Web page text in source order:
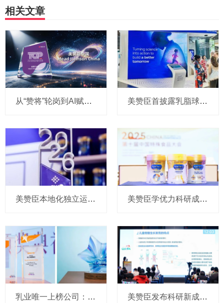
相关文章
从“赞将”轮岗到AI赋能：美赞臣如何让00后“爱上”职场？ 美赞臣首披露乳脂球膜“里程碑”成果，部分水解双蛋白配方获顶级儿科学术峰会专家认可
美赞臣本地化独立运营五年成果：加码乳脂球膜等前沿科学实证，转向“婴幼儿+儿童成人”双轮驱动战略 美赞臣学优力科研成果登上国际期刊，推出新春联名礼盒发力中老年市场
乳业唯一上榜公司：美赞臣中国登榜2025典范雇主 美赞臣发布科研新成果，全速推进“婴幼儿+儿童成人”双轮战略